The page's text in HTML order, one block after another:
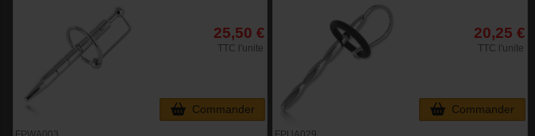
25,50 €
TTC l'unite
Commander
20,25 €
TTC l'unite
Commander